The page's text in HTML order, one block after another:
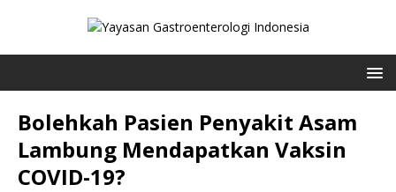
Bolehkah Pasien Penyakit Asam
Lambung Mendapatkan Vaksin
COVID-19?